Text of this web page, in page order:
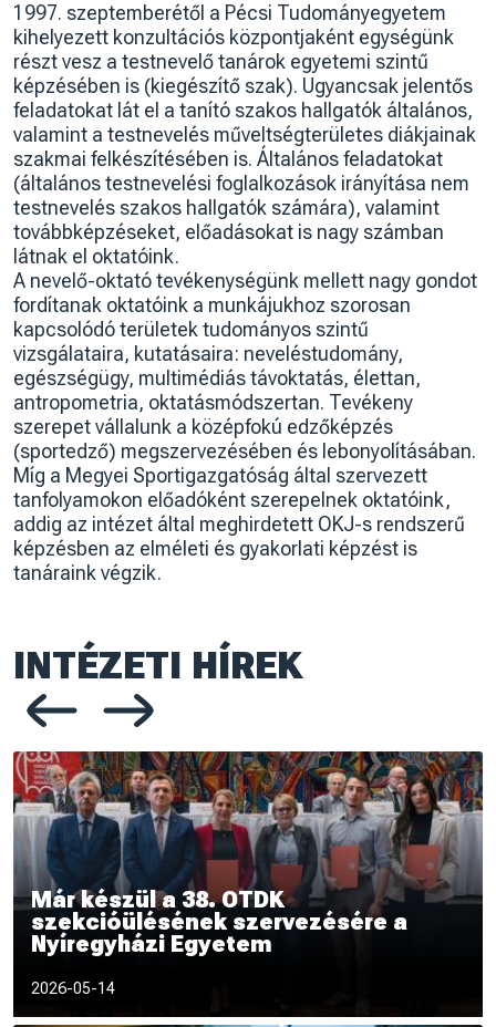
1997. szeptemberétől a Pécsi Tudományegyetem
kihelyezett konzultációs központjaként egységünk
részt vesz a testnevelő tanárok egyetemi szintű
képzésében is (kiegészítő szak). Ugyancsak jelentős
feladatokat lát el a tanító szakos hallgatók általános,
valamint a testnevelés műveltségterületes diákjainak
szakmai felkészítésében is. Általános feladatokat
(általános testnevelési foglalkozások irányítása nem
testnevelés szakos hallgatók számára), valamint
továbbképzéseket, előadásokat is nagy számban
látnak el oktatóink.
A nevelő-oktató tevékenységünk mellett nagy gondot
fordítanak oktatóink a munkájukhoz szorosan
kapcsolódó területek tudományos szintű
vizsgálataira, kutatásaira: neveléstudomány,
egészségügy, multimédiás távoktatás, élettan,
antropometria, oktatásmódszertan. Tevékeny
szerepet vállalunk a középfokú edzőképzés
(sportedző) megszervezésében és lebonyolításában.
Míg a Megyei Sportigazgatóság által szervezett
tanfolyamokon előadóként szerepelnek oktatóink,
addig az intézet által meghirdetett OKJ-s rendszerű
képzésben az elméleti és gyakorlati képzést is
tanáraink végzik.
INTÉZETI HÍREK
Előző oldalKövetkező oldal
Már készül a 38. OTDK
szekcióülésének szervezésére a
Nyíregyházi Egyetem
Az Országos Tudományos Diákköri Tanács
2026-05-14